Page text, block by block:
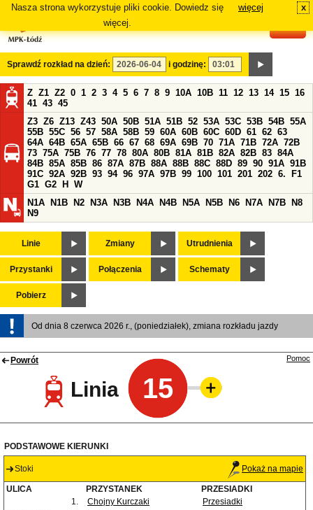
Nasza strona wykorzystuje pliki cookie. Dowiedz się
więcej.
więcej x
Sprawdź rozkład na dzień: i godzinę:
Z Z1 Z2 0 1 2 3 4 5 6 7 8 9 10A 10B 11 12 13 14 15 16
41 43 45
Z3 Z6 Z13 Z43 50A 50B 51A 51B 52 53A 53C 53B 54B 55A
55B 55C 56 57 58A 58B 59 60A 60B 60C 60D 61 62 63
64A 64B 65A 65B 66 67 68 69A 69B 70 71A 71B 72A 72B
73 75A 75B 76 77 78 80A 80B 81A 81B 82A 82B 83 84A
84B 85A 85B 86 87A 87B 88A 88B 88C 88D 89 90 91A 91B
91C 92A 92B 93 94 96 97A 97B 99 100 101 201 202 6.
F1
G1 G2 H
W
N1A
N1B N2 N3A N3B N4A N4B N5A N5B N6 N7A N7B
N8
N9
Linie Zmiany Utrudnienia
Przystanki Połączenia Schematy
Pobierz
Od dnia 8 czerwca 2026 r., (poniedziałek), zmiana rozkładu jazdy
Powrót
Linia 15
Pomoc
PODSTAWOWE KIERUNKI
Stoki Pokaż na mapie
ULICA PRZYSTANEK
PRZESIADKI
1.
Chojny Kurczaki
Przesiadki